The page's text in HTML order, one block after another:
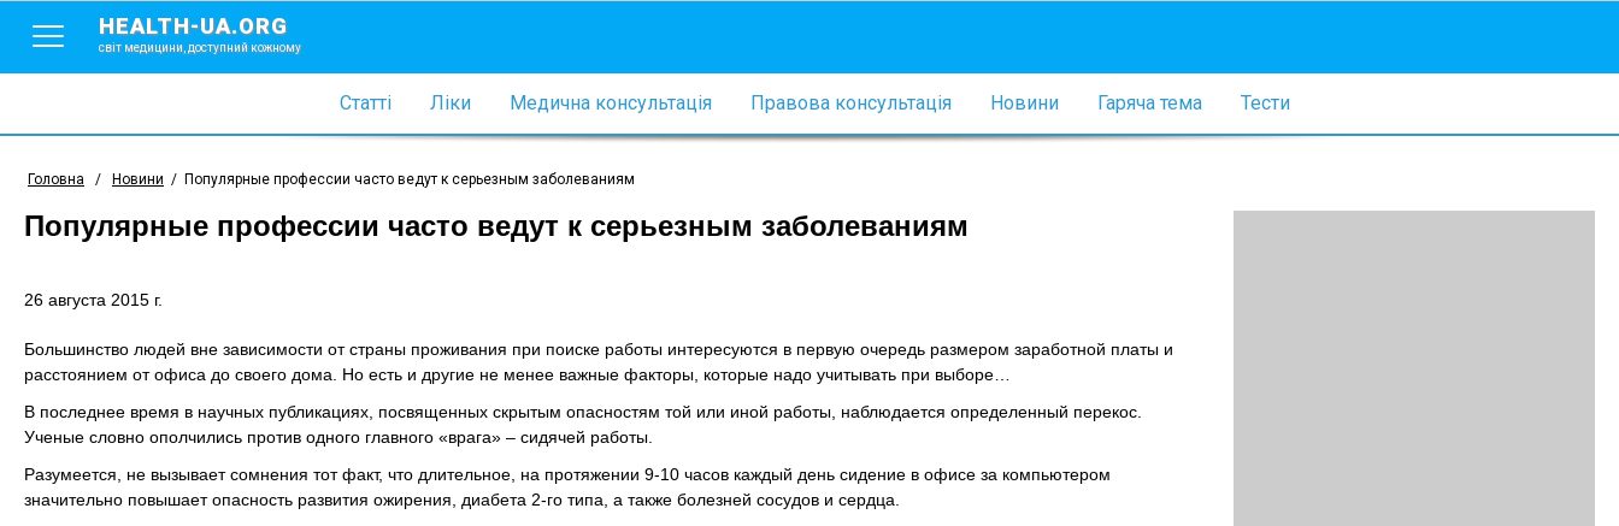
HEALTH-UA.ORG
світ медицини, доступний кожному
Статті Ліки Медична консультація Правова консультація Новини Гаряча тема Тести
Головна / Новини / Популярные профессии часто ведут к серьезным заболеваниям
Популярные профессии часто ведут к серьезным заболеваниям
26 августа 2015 г.
Большинство людей вне зависимости от страны проживания при поиске работы интересуются в первую очередь размером заработной платы и
расстоянием от офиса до своего дома. Но есть и другие не менее важные факторы, которые надо учитывать при выборе…
В последнее время в научных публикациях, посвященных скрытым опасностям той или иной работы, наблюдается определенный перекос.
Ученые словно ополчились против одного главного «врага» – сидячей работы.
Разумеется, не вызывает сомнения тот факт, что длительное, на протяжении 9-10 часов каждый день сидение в офисе за компьютером
значительно повышает опасность развития ожирения, диабета 2-го типа, а также болезней сосудов и сердца.